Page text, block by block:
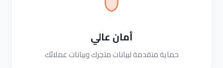
أمان عالي
حماية متقدمة لبيانات متجرك وبيانات عملائك